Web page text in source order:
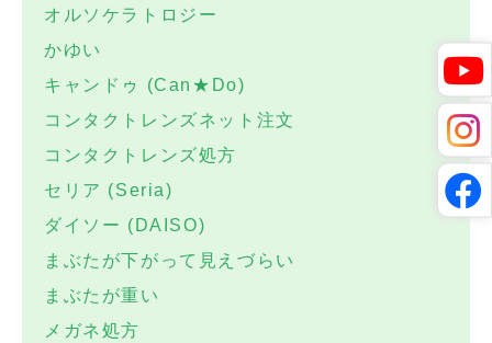
オルソケラトロジー
かゆい
キャンドゥ (Can★Do)
コンタクトレンズネット注文
コンタクトレンズ処方
セリア (Seria)
ダイソー (DAISO)
まぶたが下がって見えづらい
まぶたが重い
メガネ処方